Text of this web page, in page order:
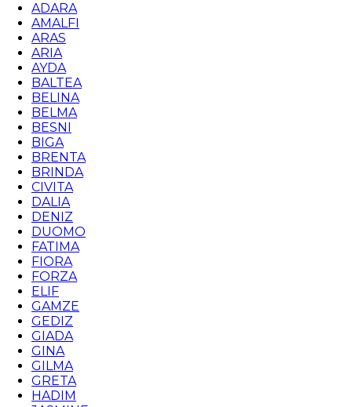
ADARA
AMALFI
ARAS
ARIA
AYDA
BALTEA
BELINA
BELMA
BESNI
BIGA
BRENTA
BRINDA
CIVITA
DALIA
DENIZ
DUOMO
FATIMA
FIORA
FORZA
ELIF
GAMZE
GEDIZ
GIADA
GINA
GILMA
GRETA
HADIM